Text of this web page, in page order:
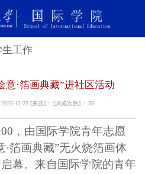
生工作
意·箔画典藏”进社区活动
12-23 [来源]： [浏览次数]： 35
，由国际学院青年志愿
·箔画典藏”无火烧箔画体
幕。来自国际学院的青年